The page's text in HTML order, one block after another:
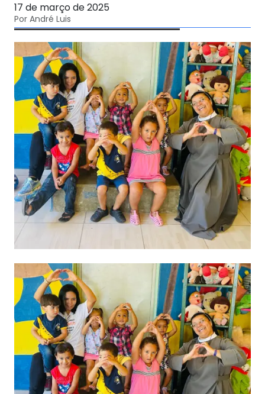
17 de março de 2025
Por André Luis